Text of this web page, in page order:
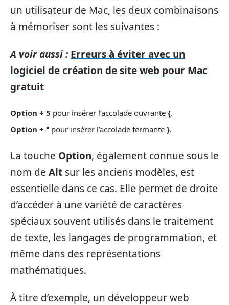
un utilisateur de Mac, les deux combinaisons
à mémoriser sont les suivantes :
A voir aussi : Erreurs à éviter avec un
logiciel de création de site web pour Mac
gratuit
Option + 5 pour insérer l’accolade ouvrante {.
Option + ° pour insérer l’accolade fermante }.
La touche Option, également connue sous le
nom de Alt sur les anciens modèles, est
essentielle dans ce cas. Elle permet de droite
d’accéder à une variété de caractères
spéciaux souvent utilisés dans le traitement
de texte, les langages de programmation, et
même dans des représentations
mathématiques.
À titre d’exemple, un développeur web